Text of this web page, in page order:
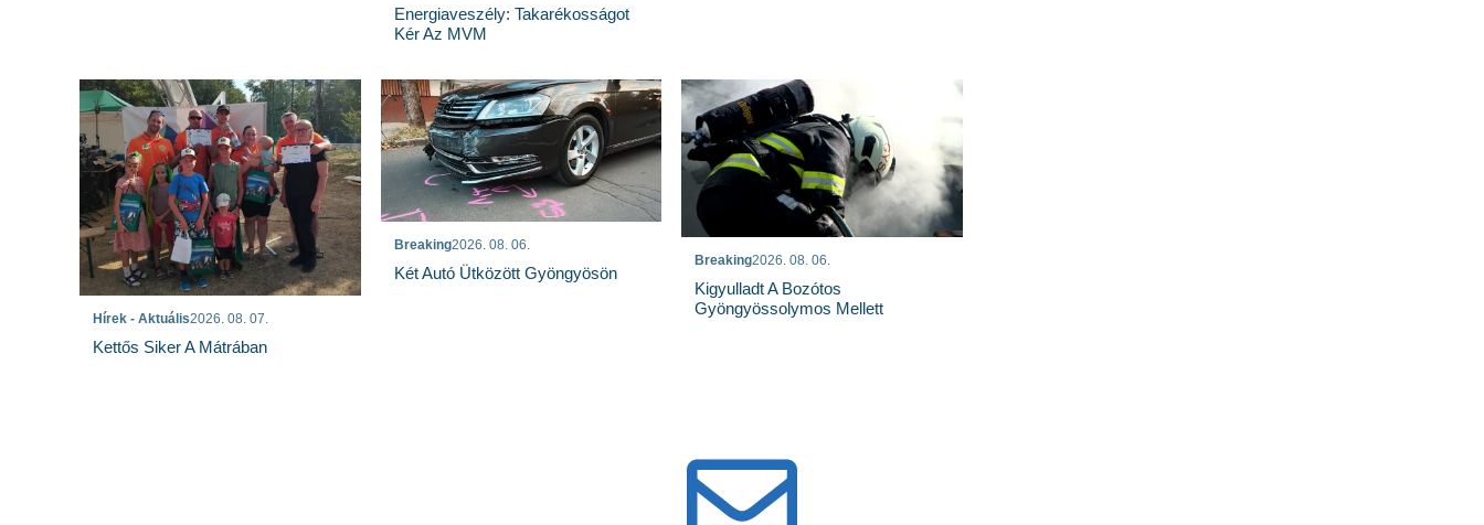
Energiaveszély: Takarékosságot
Kér Az MVM
Hírek - Aktuális2026. 08. 07.
Kettős Siker A Mátrában
Breaking2026. 08. 06.
Két Autó Ütközött Gyöngyösön
Breaking2026. 08. 06.
Kigyulladt A Bozótos
Gyöngyössolymos Mellett